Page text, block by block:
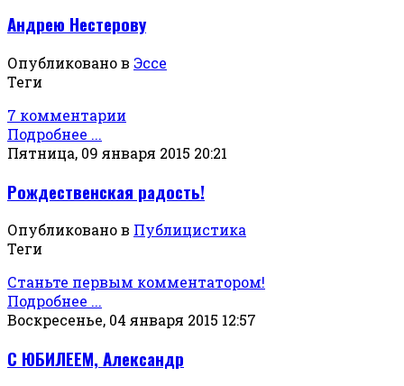
Андрею Нестерову
Опубликовано в Эссе
Теги
7 комментарии
Подробнее ...
Пятница, 09 января 2015 20:21
Рождественская радость!
Опубликовано в Публицистика
Теги
Станьте первым комментатором!
Подробнее ...
Воскресенье, 04 января 2015 12:57
С ЮБИЛЕЕМ, Александр